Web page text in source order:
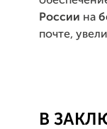
России на
почте,
В